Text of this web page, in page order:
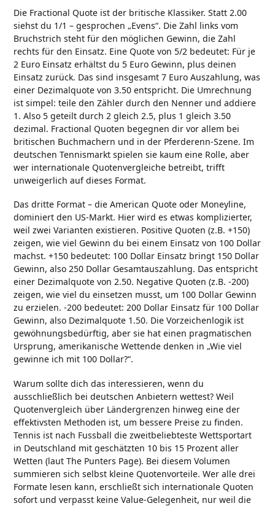
Die Fractional Quote ist der britische Klassiker. Statt 2.00
siehst du 1/1 – gesprochen „Evens“. Die Zahl links vom
Bruchstrich steht für den möglichen Gewinn, die Zahl
rechts für den Einsatz. Eine Quote von 5/2 bedeutet: Für je
2 Euro Einsatz erhältst du 5 Euro Gewinn, plus deinen
Einsatz zurück. Das sind insgesamt 7 Euro Auszahlung, was
einer Dezimalquote von 3.50 entspricht. Die Umrechnung
ist simpel: teile den Zähler durch den Nenner und addiere
1. Also 5 geteilt durch 2 gleich 2.5, plus 1 gleich 3.50
dezimal. Fractional Quoten begegnen dir vor allem bei
britischen Buchmachern und in der Pferderenn-Szene. Im
deutschen Tennismarkt spielen sie kaum eine Rolle, aber
wer internationale Quotenvergleiche betreibt, trifft
unweigerlich auf dieses Format.
Das dritte Format – die American Quote oder Moneyline,
dominiert den US-Markt. Hier wird es etwas komplizierter,
weil zwei Varianten existieren. Positive Quoten (z.B. +150)
zeigen, wie viel Gewinn du bei einem Einsatz von 100 Dollar
machst. +150 bedeutet: 100 Dollar Einsatz bringt 150 Dollar
Gewinn, also 250 Dollar Gesamtauszahlung. Das entspricht
einer Dezimalquote von 2.50. Negative Quoten (z.B. -200)
zeigen, wie viel du einsetzen musst, um 100 Dollar Gewinn
zu erzielen. -200 bedeutet: 200 Dollar Einsatz für 100 Dollar
Gewinn, also Dezimalquote 1.50. Die Vorzeichenlogik ist
gewöhnungsbedürftig, aber sie hat einen pragmatischen
Ursprung, amerikanische Wettende denken in „Wie viel
gewinne ich mit 100 Dollar?“.
Warum sollte dich das interessieren, wenn du
ausschließlich bei deutschen Anbietern wettest? Weil
Quotenvergleich über Ländergrenzen hinweg eine der
effektivsten Methoden ist, um bessere Preise zu finden.
Tennis ist nach Fussball die zweitbeliebteste Wettsportart
in Deutschland mit geschätzten 10 bis 15 Prozent aller
Wetten (laut The Punters Page). Bei diesem Volumen
summieren sich selbst kleine Quotenvorteile. Wer alle drei
Formate lesen kann, erschließt sich internationale Quoten
sofort und verpasst keine Value-Gelegenheit, nur weil die